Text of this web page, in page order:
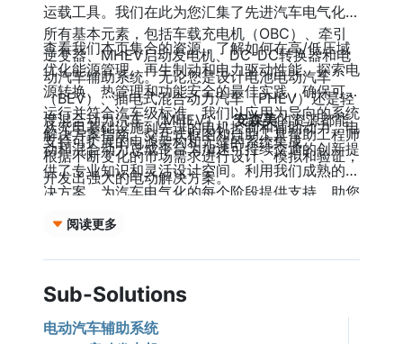
运载工具。我们在此为您汇集了先进汽车电气化的
所有基本元素，包括车载充电机（OBC）、牵引
逆变器、MHEV启动发电机、DC-DC转换器和电
动汽车辅助系统。无论您是设计电池电动汽车
（BEV）、插电式混合动力汽车（PHEV）还是轻
度混合动力汽车 （MHEV），安森美的资源都能
支持可扩展的电源架构和无缝的系统集成。
查看我们本页集合的资源，了解如何在高/低压域
优化能源管理、再生制动和电力驱动性能。探索电
源转换、热管理和功能安全的最佳实践，确保可靠
运行并符合汽车级标准。我们以应用为导向的系统
解决方案指南、交互式框图和自助工具帮助工程师
根据不断变化的市场需求进行设计、模拟和验证，
开发出强大的电动解决方案。
从充电基础设施到先进的电机控制和辅助动力，电
动和混合动力总成平台为加速可持续交通的创新提
供了专业知识和灵活设计空间。利用我们成熟的解
决方案，为汽车电气化的每个阶段提供支持，助您
满怀信心地打造下一代汽车。
阅读更多
Sub-Solutions
电动汽车辅助系统